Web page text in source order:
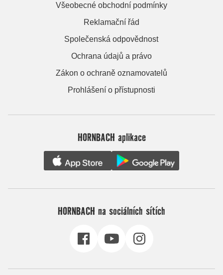
Všeobecné obchodní podmínky
Reklamační řád
Společenská odpovědnost
Ochrana údajů a právo
Zákon o ochraně oznamovatelů
Prohlášení o přístupnosti
HORNBACH aplikace
HORNBACH na sociálních sítích